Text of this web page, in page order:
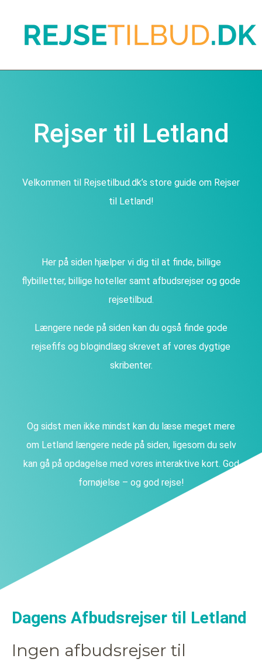
Rejser til Letland
Velkommen til Rejsetilbud.dk’s store guide om Rejser
til Letland!
Her på siden hjælper vi dig til at finde, billige
flybilletter, billige hoteller samt afbudsrejser og gode
rejsetilbud.
Længere nede på siden kan du også finde gode
rejsefifs og blogindlæg skrevet af vores dygtige
skribenter.
Og sidst men ikke mindst kan du læse meget mere
om Letland længere nede på siden, ligesom du selv
kan gå på opdagelse med vores interaktive kort. God
fornøjelse – og god rejse!
Dagens Afbudsrejser til Letland
Ingen afbudsrejser til